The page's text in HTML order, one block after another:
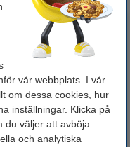
vår webbplats. I vår
om dessa cookies, hur
inställningar. Klicka på
du väljer att avböja
och analytiska
CBGR0100C färgband
YMCK (original)